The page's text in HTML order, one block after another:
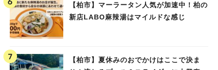
【柏市】マーラータン人気が加速中！柏の
新店LABO麻辣湯はマイルドな感じ
【柏市】夏休みのおでかけはここで決ま